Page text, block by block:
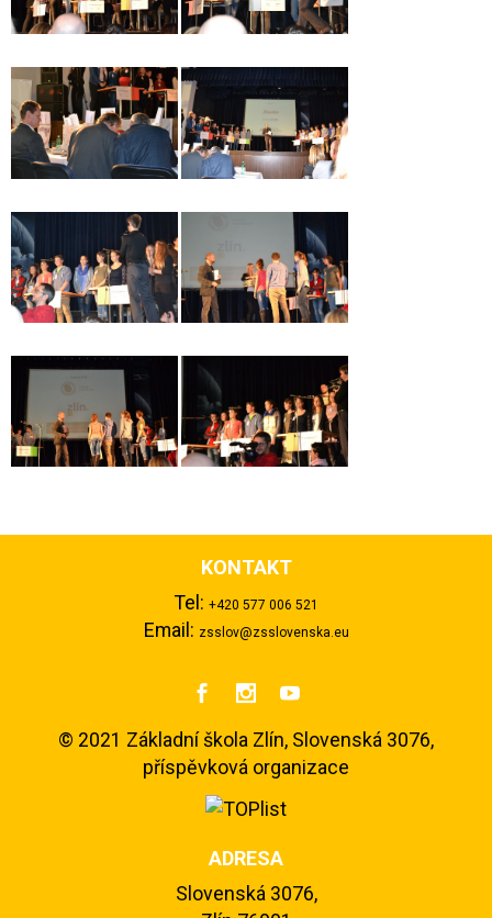
KONTAKT
Tel: +420 577 006 521
Email: zsslov@zsslovenska.eu
  
© 2021 Základní škola Zlín, Slovenská 3076,
příspěvková organizace
ADRESA
Slovenská 3076,